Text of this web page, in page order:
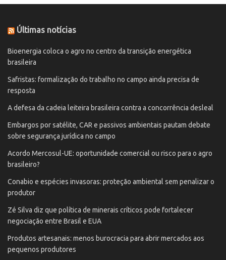
Últimas notícias
Bioenergia coloca o agro no centro da transição energética
brasileira
Safristas: formalização do trabalho no campo ainda precisa de
resposta
A defesa da cadeia leiteira brasileira contra a concorrência desleal
Embargos por satélite, CAR e passivos ambientais pautam debate
sobre segurança jurídica no campo
Acordo Mercosul-UE: oportunidade comercial ou risco para o agro
brasileiro?
Conabio e espécies invasoras: proteção ambiental sem penalizar o
produtor
Zé Silva diz que política de minerais críticos pode fortalecer
negociação entre Brasil e EUA
Produtos artesanais: menos burocracia para abrir mercados aos
pequenos produtores